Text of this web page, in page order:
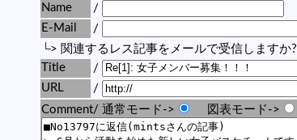
Name
/
E-Mail
/
└> 関連するレス記事をメールで受信しますか?
Title
/
URL
/
Comment/ 通常モード->
図表モード->